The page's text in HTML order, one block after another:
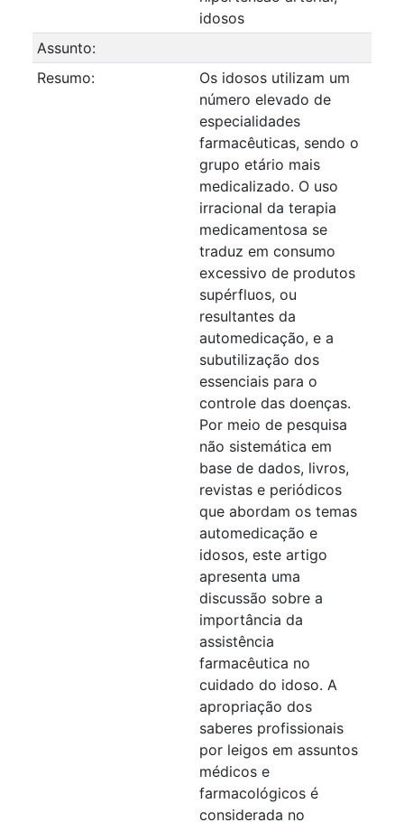
idosos
Assunto:
Resumo:
Os idosos utilizam um
número elevado de
especialidades
farmacêuticas, sendo o
grupo etário mais
medicalizado. O uso
irracional da terapia
medicamentosa se
traduz em consumo
excessivo de produtos
supérfluos, ou
resultantes da
automedicação, e a
subutilização dos
essenciais para o
controle das doenças.
Por meio de pesquisa
não sistemática em
base de dados, livros,
revistas e periódicos
que abordam os temas
automedicação e
idosos, este artigo
apresenta uma
discussão sobre a
importância da
assistência
farmacêutica no
cuidado do idoso. A
apropriação dos
saberes profissionais
por leigos em assuntos
médicos e
farmacológicos é
considerada no